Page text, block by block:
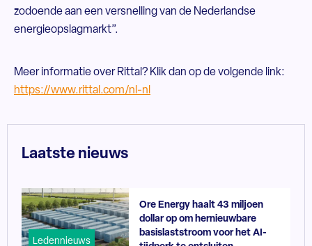
zodoende aan een versnelling van de Nederlandse
energieopslagmarkt”.
Meer informatie over Rittal? Klik dan op de volgende link:
https://www.rittal.com/nl-nl
Laatste nieuws
Ledennieuws
Ore Energy haalt 43 miljoen
dollar op om hernieuwbare
basislaststroom voor het AI-